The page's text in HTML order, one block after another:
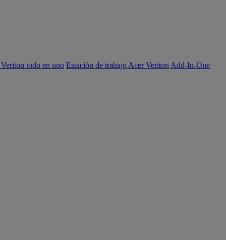
todo en uno Estación de trabajo Acer Veriton Add-In-One